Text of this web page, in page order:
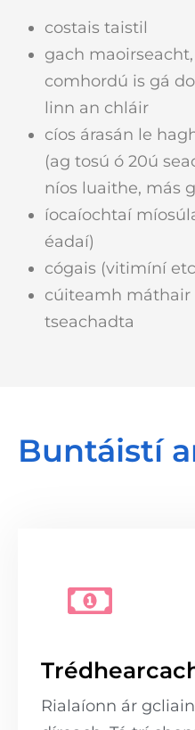
costais taistil
gach
comhordú is gá
linn an chláir
cíos árasán le
(ag tosú ó 20ú
níos luaithe, más
íocaíochtaí
éadaí)
cógais (vitimíní
cúiteamh máthair
tseachadta
Buntáistí
Rialaíonn ár